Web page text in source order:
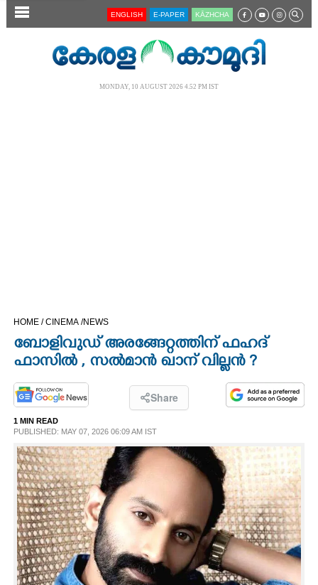
SECTIONS
LIFESTYLE
SPIRITUAL
INFO+
ART
ENGLISH E-PAPER KĀZHCHA
MONDAY, 10 AUGUST 2026 4.52 PM IST
HOME /CINEMA /NEWS
ബോളിവുഡ് അരങ്ങേറ്റത്തിന് ഫഹദ്
ഫാസിൽ , സൽമാൻ ഖാന് ‌വില്ലൻ ?
Share
1 MIN READ
PUBLISHED: MAY 07, 2026 06:09 AM IST